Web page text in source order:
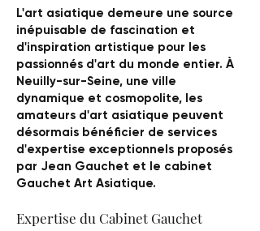
L'art asiatique demeure une source
inépuisable de fascination et
d'inspiration artistique pour les
passionnés d'art du monde entier. À
Neuilly-sur-Seine, une ville
dynamique et cosmopolite, les
amateurs d'art asiatique peuvent
désormais bénéficier de services
d'expertise exceptionnels proposés
par Jean Gauchet et le cabinet
Gauchet Art Asiatique.
Expertise du Cabinet Gauchet